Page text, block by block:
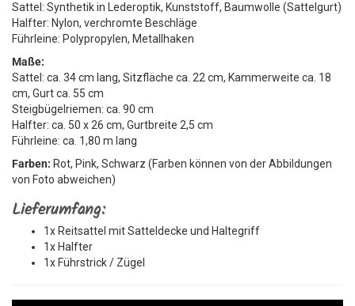
Sattel: Synthetik in Lederoptik, Kunststoff, Baumwolle (Sattelgurt)
Halfter: Nylon, verchromte Beschläge
Führleine: Polypropylen, Metallhaken
Maße:
Sattel: ca. 34 cm lang, Sitzfläche ca. 22 cm, Kammerweite ca. 18
cm, Gurt ca. 55 cm
Steigbügelriemen: ca. 90 cm
Halfter: ca. 50 x 26 cm, Gurtbreite 2,5 cm
Führleine: ca. 1,80 m lang
Farben: Rot, Pink, Schwarz (Farben können von der Abbildungen
von Foto abweichen)
Lieferumfang:
1x Reitsattel mit Satteldecke und Haltegriff
1x Halfter
1x Führstrick / Zügel